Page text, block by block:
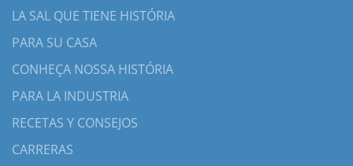
LA SAL QUE TIENE HISTÓRIA
PARA SU CASA
CONHEÇA NOSSA HISTÓRIA
PARA LA INDUSTRIA
RECETAS Y CONSEJOS
CARRERAS